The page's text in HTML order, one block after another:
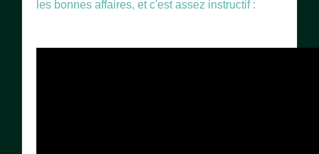
les bonnes affaires, et c'est assez instructif :